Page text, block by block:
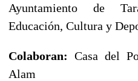
Ayuntamiento de
Educación, Cultura y
Colaboran: Casa del
Alam